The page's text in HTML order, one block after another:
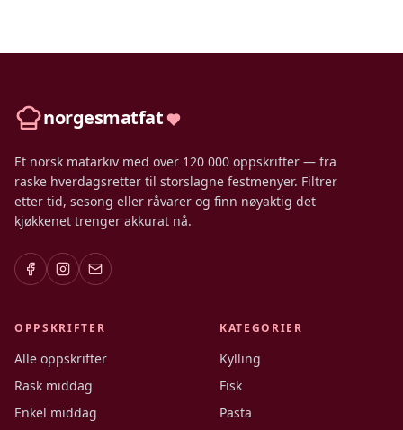
norgesmatfat
Et norsk matarkiv med over 120 000 oppskrifter — fra
raske hverdagsretter til storslagne festmenyer. Filtrer
etter tid, sesong eller råvarer og finn nøyaktig det
kjøkkenet trenger akkurat nå.
OPPSKRIFTER
Alle oppskrifter
Rask middag
Enkel middag
KATEGORIER
Kylling
Fisk
Pasta